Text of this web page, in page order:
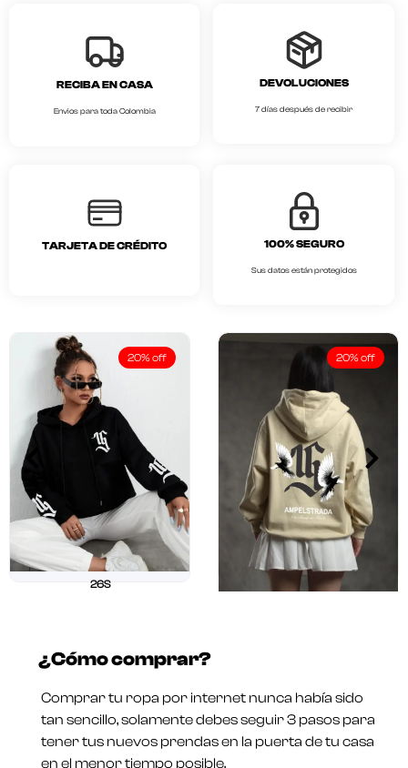
RECIBA EN CASA
Envios para toda Colombia
DEVOLUCIONES
7 días después de recibir
TARJETA DE CRÉDITO 100% SEGURO
Sus datos están protegidos
20% off
26S
en
0
20% off
de
5
¿Cómo comprar?
Comprar tu ropa por internet nunca había sido
tan sencillo, solamente debes seguir 3 pasos para
tener tus nuevos prendas en la puerta de tu casa
en el menor tiempo posible.